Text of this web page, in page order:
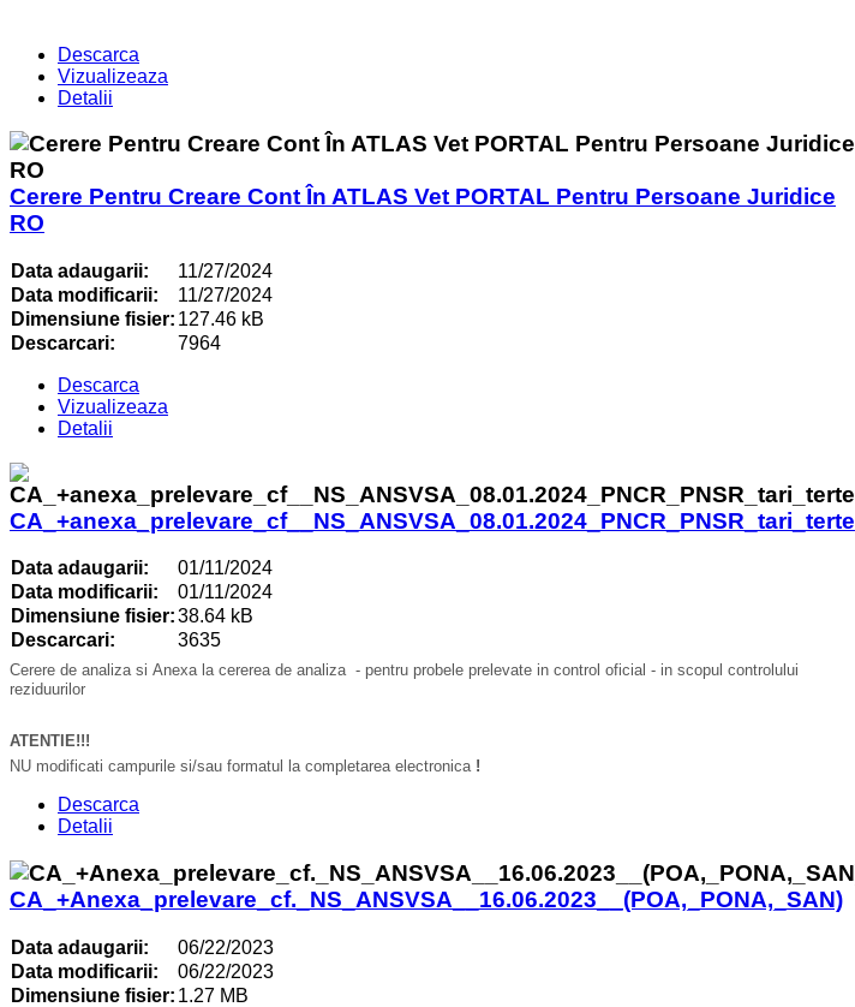
Descarca
Vizualizeaza
Detalii
Cerere Pentru Creare Cont În ATLAS Vet PORTAL Pentru Persoane Juridice
RO
Data adaugarii:
11/27/2024
Data modificarii:
11/27/2024
Dimensiune fisier: 127.46 kB
Descarcari:
7964
Descarca
Vizualizeaza
Detalii
CA_+anexa_prelevare_cf__NS_ANSVSA_08.01.2024_PNCR_PNSR_tari_terte
Data adaugarii:
01/11/2024
Data modificarii:
01/11/2024
Dimensiune fisier:38.64 kB
Descarcari:
3635
Cerere de analiza si Anexa la cererea de analiza - pentru probele prelevate in control oficial - in scopul controlului
reziduurilor
ATENTIE!!!
NU modificati campurile si/sau formatul la completarea electronica!
Descarca
Detalii
CA_+Anexa_prelevare_cf._NS_ANSVSA__16.06.2023__(POA,_PONA,_SAN)
Data adaugarii:
06/22/2023
Data modificarii:
06/22/2023
Dimensiune fisier: 1.27 MB